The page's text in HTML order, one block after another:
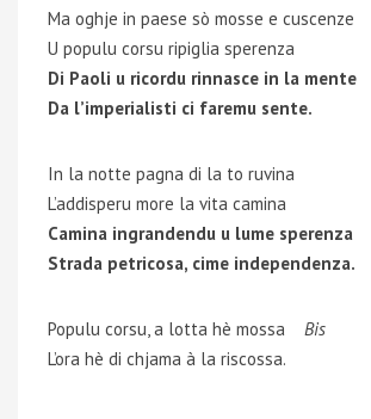
Ma oghje in paese sò mosse e cuscenze
U populu corsu ripiglia sperenza
Di Paoli u ricordu rinnasce in la mente
Da l’imperialisti ci faremu sente.
In la notte pagna di la to ruvina
L’addisperu more la vita camina
Camina ingrandendu u lume sperenza
Strada petricosa, cime independenza.
Populu corsu, a lotta hè mossa
Bis
L’ora hè di chjama à la riscossa.